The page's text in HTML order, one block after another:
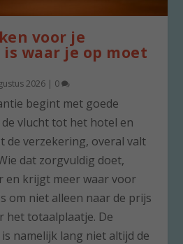
voor je
waar je op moet
2026 | 0
begint met goede
vlucht tot het hotel en
de verzekering, overal valt
dat zorgvuldig doet,
en krijgt meer waar voor
om niet alleen naar de prijs
het totaalplaatje. De
namelijk lang niet altijd de